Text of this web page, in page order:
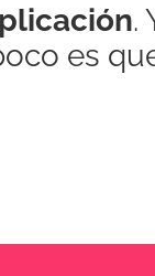
.
es